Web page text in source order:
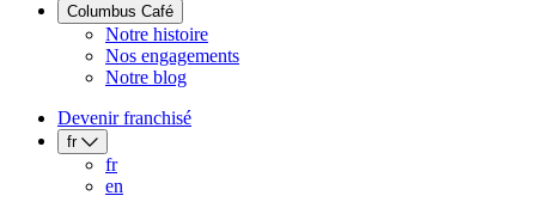
Columbus Café
Notre histoire
Nos engagements
Notre blog
Devenir franchisé
fr
fr
en